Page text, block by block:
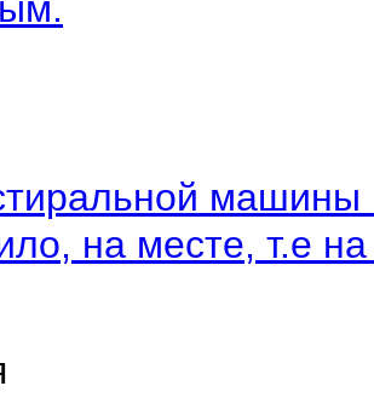
машины
на месте, т.е